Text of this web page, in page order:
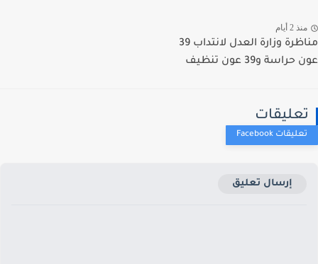
2 أيام
مناظرة وزارة العدل لانتداب 39
و39 عون تنظيف
إرسال تعليق